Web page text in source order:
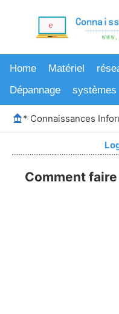
Home Matériel
Dépannage
systèmes
* Connaissances
Comment